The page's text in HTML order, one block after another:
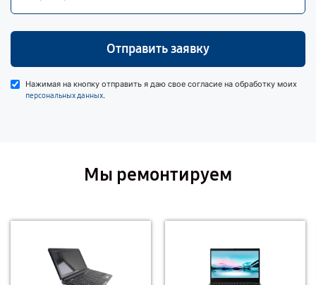
Отправить заявку
Нажимая на кнопку отправить я даю свое согласие на обработку моих
персональных данных.
Мы ремонтируем